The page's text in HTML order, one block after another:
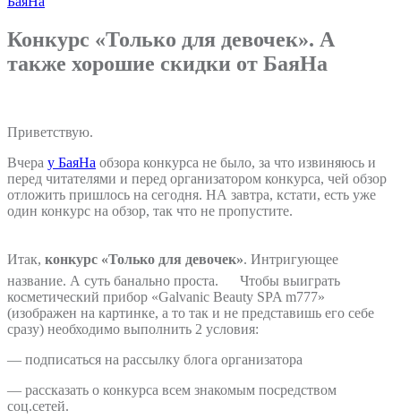
Конкурс «Только для девочек». А
также хорошие скидки от БаяНа
Приветствую.
Вчера у БаяНа обзора конкурса не было, за что извиняюсь и
перед читателями и перед организатором конкурса, чей обзор
отложить пришлось на сегодня. НА завтра, кстати, есть уже
один конкурс на обзор, так что не пропустите.
Итак, конкурс «Только для девочек». Интригующее
название. А суть банально проста.
Чтобы выиграть
косметический прибор «Galvanic Beauty SPA m777»
(изображен на картинке, а то так и не представишь его себе
сразу) необходимо выполнить 2 условия:
— подписаться на рассылку блога организатора
— рассказать о конкурса всем знакомым посредством
соц.сетей.